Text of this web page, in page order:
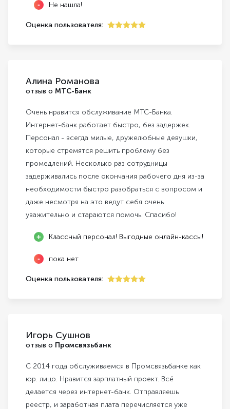
Не нашла!
Оценка пользователя:
Алина Романова
отзыв о МТС-Банк
Очень нравится обслуживание МТС-Банка.
Интернет-банк работает быстро, без задержек.
Персонал - всегда милые, дружелюбные девушки,
которые стремятся решить проблему без
промедлений. Несколько раз сотрудницы
задерживались после окончания рабочего дня из-за
необходимости быстро разобраться с вопросом и
даже несмотря на это ведут себя очень
уважительно и стараются помочь. Спасибо!
Классный персонал! Выгодные онлайн-кассы!
пока нет
Оценка пользователя:
Игорь Сушнов
отзыв о Промсвязьбанк
С 2014 года обслуживаемся в Промсвязьбанке как
юр. лицо. Нравится зарплатный проект. Всё
делается через интернет-банк. Отправляешь
реестр, и заработная плата перечисляется уже